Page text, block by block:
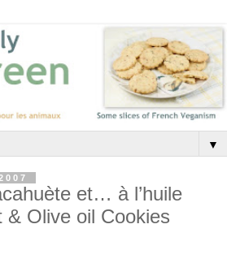
▼
et… à l’huile
& Olive oil Cookies